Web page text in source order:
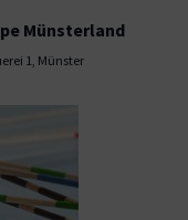
Münsterland
1, Münster